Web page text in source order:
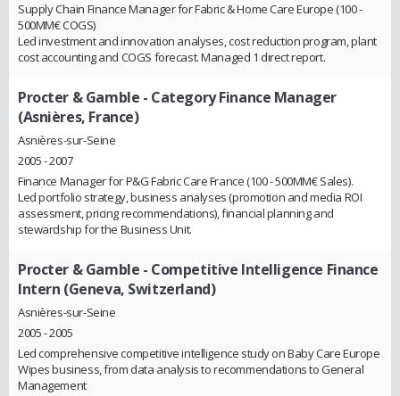
Supply Chain Finance Manager for Fabric & Home Care Europe (100 -
500MM€ COGS)
Led investment and innovation analyses, cost reduction program, plant
cost accounting and COGS forecast. Managed 1 direct report.
Procter & Gamble - Category Finance Manager
(Asnières, France)
Asnières-sur-Seine
2005 - 2007
Finance Manager for P&G Fabric Care France (100 - 500MM€ Sales).
Led portfolio strategy, business analyses (promotion and media ROI
assessment, pricing recommendations), financial planning and
stewardship for the Business Unit.
Procter & Gamble - Competitive Intelligence Finance
Intern (Geneva, Switzerland)
Asnières-sur-Seine
2005 - 2005
Led comprehensive competitive intelligence study on Baby Care Europe
Wipes business, from data analysis to recommendations to General
Management